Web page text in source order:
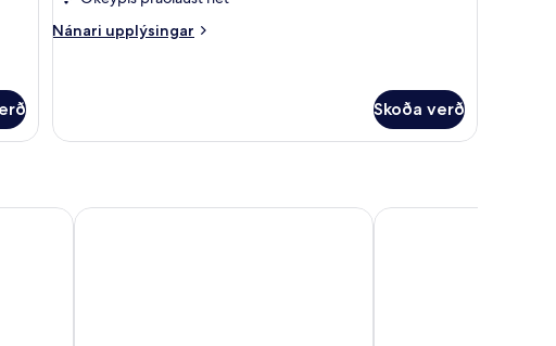
Nánari upplýsingar
Nánari
Skoða verð
Hotel
Ethereal White Resort Hotel & Spa - Adults Only
Samaria Hotel